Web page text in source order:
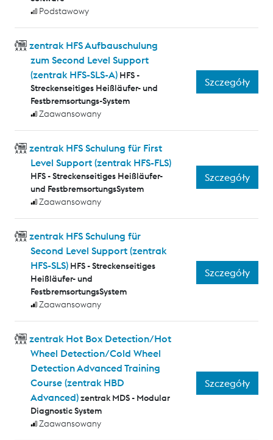
Podstawowy
zentrak HFS Aufbauschulung
zum Second Level Support
(zentrak HFS-SLS-A) HFS -
Streckenseitiges Heißläufer- und
Festbremsortungs-System
Zaawansowany
Szczegóły
zentrak HFS Schulung für First
Level Support (zentrak HFS-FLS)
HFS - Streckenseitiges Heißläufer-
und FestbremsortungsSystem
Zaawansowany
Szczegóły
zentrak HFS Schulung für
Second Level Support (zentrak
HFS-SLS) HFS - Streckenseitiges
Heißläufer- und
FestbremsortungsSystem
Zaawansowany
Szczegóły
zentrak Hot Box Detection/Hot
Wheel Detection/Cold Wheel
Detection Advanced Training
Course (zentrak HBD
Advanced)zentrak MDS - Modular
Diagnostic System
Zaawansowany
Szczegóły